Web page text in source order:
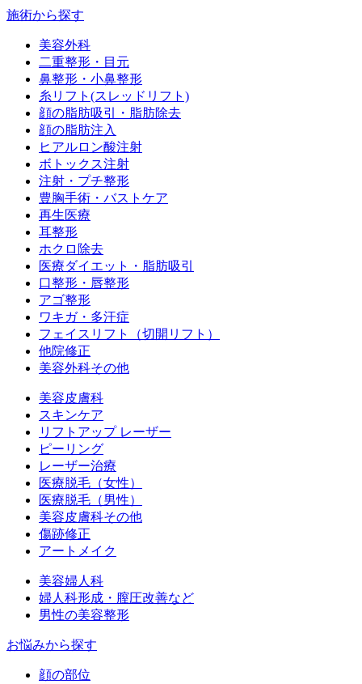
施術から探す
美容外科
二重整形・目元
鼻整形・小鼻整形
糸リフト(スレッドリフト)
顔の脂肪吸引・脂肪除去
顔の脂肪注入
ヒアルロン酸注射
ボトックス注射
注射・プチ整形
豊胸手術・バストケア
再生医療
耳整形
ホクロ除去
医療ダイエット・脂肪吸引
口整形・唇整形
アゴ整形
ワキガ・多汗症
フェイスリフト（切開リフト）
他院修正
美容外科その他
美容皮膚科
スキンケア
リフトアップ レーザー
ピーリング
レーザー治療
医療脱毛（女性）
医療脱毛（男性）
美容皮膚科その他
傷跡修正
アートメイク
美容婦人科
婦人科形成・膣圧改善など
男性の美容整形
お悩みから探す
顔の部位